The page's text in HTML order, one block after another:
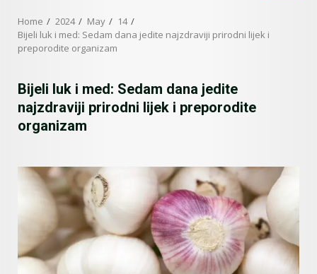
Home 2024 May
14
Bijeli luk i med: Sedam dana jedite najzdraviji prirodni lijek i
preporodite organizam
Bijeli luk i med: Sedam dana jedite
najzdraviji prirodni lijek i preporodite
organizam